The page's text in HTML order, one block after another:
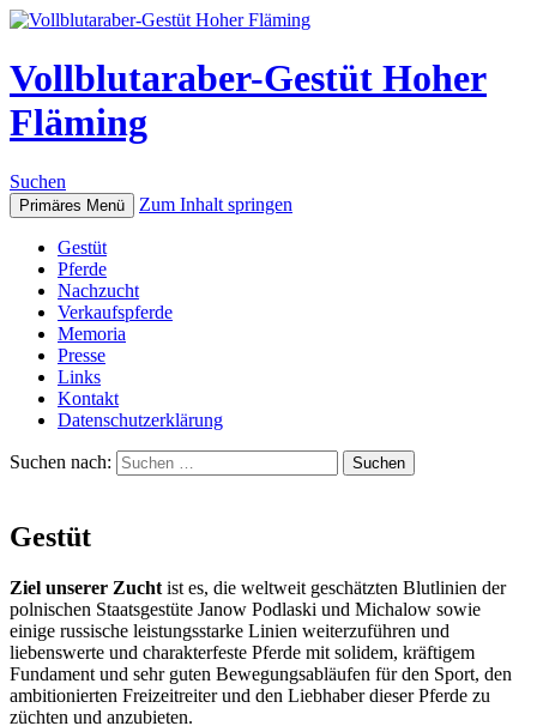
Vollblutaraber-Gestüt Hoher
Fläming
Suchen
Primäres Menü Zum Inhalt springen
Gestüt
Pferde
Nachzucht
Verkaufspferde
Memoria
Presse
Links
Kontakt
Datenschutzerklärung
Suchen nach:
Gestüt
Ziel unserer Zucht ist es, die weltweit geschätzten Blutlinien der
polnischen Staatsgestüte Janow Podlaski und Michalow sowie
einige russische leistungsstarke Linien weiterzuführen und
liebenswerte und charakterfeste Pferde mit solidem, kräftigem
Fundament und sehr guten Bewegungsabläufen für den Sport, den
ambitionierten Freizeitreiter und den Liebhaber dieser Pferde zu
züchten und anzubieten.